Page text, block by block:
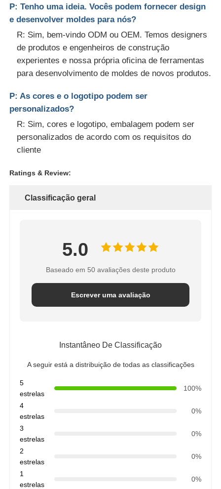
P: Tenho uma ideia. Vocês podem fornecer design
e desenvolver moldes para nós?
R: Sim, bem-vindo ODM ou OEM. Temos designers
de produtos e engenheiros de construção
experientes e nossa própria oficina de ferramentas
para desenvolvimento de moldes de novos produtos.
P: As cores e o logotipo podem ser
personalizados?
R: Sim, cores e logotipo, embalagem podem ser
personalizados de acordo com os requisitos do
cliente
Ratings & Review:
Classificação geral
5.0
Baseado em 50 avaliações deste produto
Escrever uma avaliação
Instantâneo De Classificação
A seguir está a distribuição de todas as classificações
5
estrelas
100%
4
estrelas
0%
3
estrelas
0%
2
estrelas
0%
1
estrelas
0%